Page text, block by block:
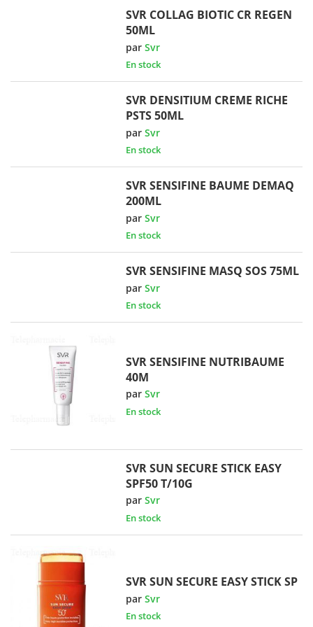
SVR COLLAG BIOTIC CR REGEN
50ML
parSvr
En stock
SVR DENSITIUM CREME RICHE
PSTS 50ML
parSvr
En stock
SVR SENSIFINE BAUME DEMAQ
200ML
parSvr
En stock
SVR SENSIFINE MASQ SOS 75ML
parSvr
En stock
SVR SENSIFINE NUTRIBAUME
40M
parSvr
En stock
SVR SUN SECURE STICK EASY
SPF50 T/10G
parSvr
En stock
SVR SUN SECURE EASY STICK SP
parSvr
En stock